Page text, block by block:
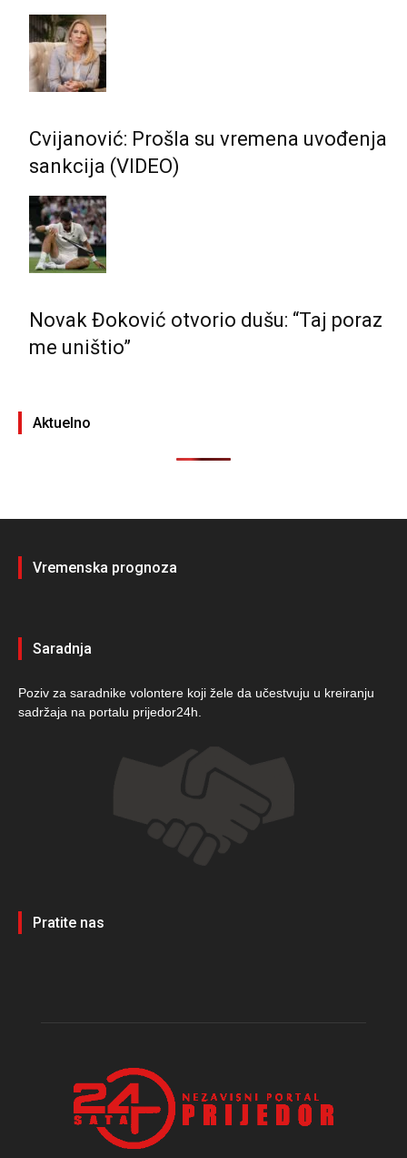
Cvijanović: Prošla su vremena uvođenja
sankcija (VIDEO)
Novak Đoković otvorio dušu: “Taj poraz
me uništio”
Aktuelno
Vremenska prognoza
Saradnja
Poziv za saradnike volontere koji žele da učestvuju u kreiranju
sadržaja na portalu prijedor24h.
Pratite nas